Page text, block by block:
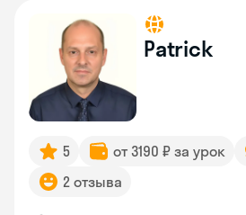
Patrick
5 от 3190 ₽ за урок
2 отзыва